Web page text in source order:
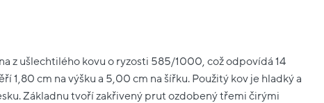
z ušlechtilého kovu o ryzosti 585/1000, což odpovídá 14
1,80 cm na výšku a 5,00 cm na šířku. Použitý kov je hladký a
Základnu tvoří zakřivený prut ozdobený třemi čirými